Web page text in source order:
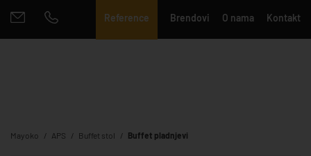
Reference Brendovi O nama Kontakt
Mayoko APS Buffet stol Buffet pladnjevi